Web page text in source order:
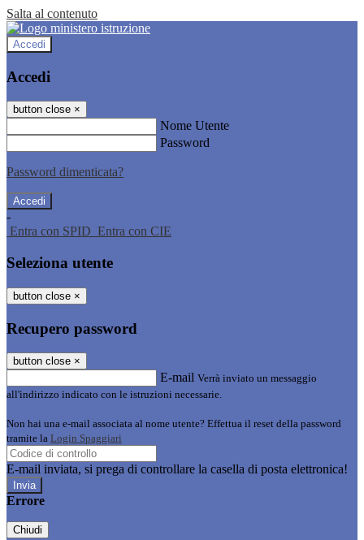
Salta al contenuto
Accedi
Accedi
button close ×
Nome Utente
Password
Password dimenticata?
-
Entra con SPID Entra con CIE
Seleziona utente
button close ×
Recupero password
button close ×
E-mail Verrà inviato un messaggio
all'indirizzo indicato con le istruzioni necessarie.
Non hai una e-mail associata al nome utente? Effettua il reset della password
tramite la Login Spaggiari
E-mail inviata, si prega di controllare la casella di posta elettronica!
Errore
Chiudi